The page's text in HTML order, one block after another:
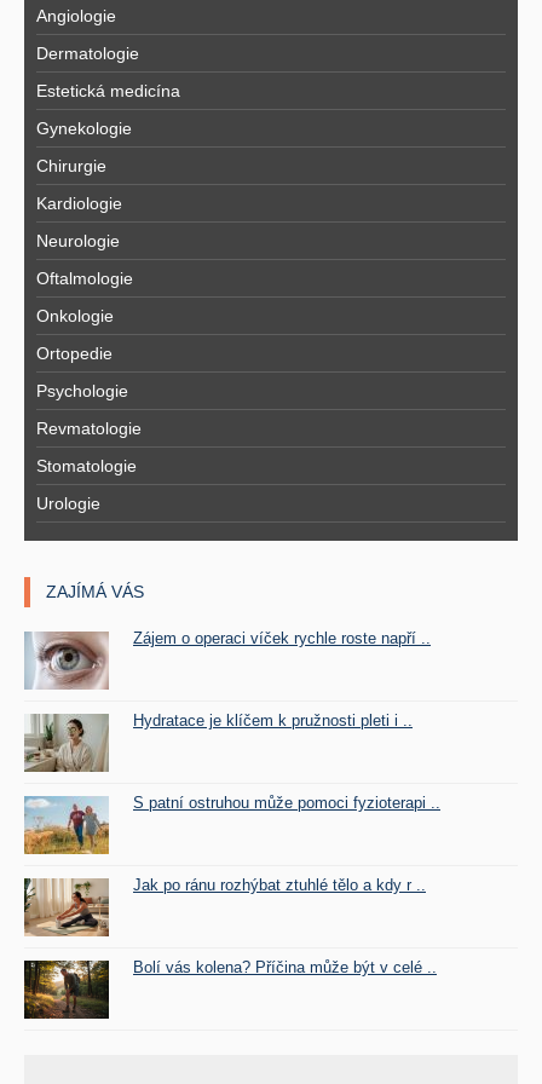
Angiologie
Dermatologie
Estetická medicína
Gynekologie
Chirurgie
Kardiologie
Neurologie
Oftalmologie
Onkologie
Ortopedie
Psychologie
Revmatologie
Stomatologie
Urologie
ZAJÍMÁ VÁS
Zájem o operaci víček rychle roste napří ..
Hydratace je klíčem k pružnosti pleti i ..
S patní ostruhou může pomoci fyzioterapi ..
Jak po ránu rozhýbat ztuhlé tělo a kdy r ..
Bolí vás kolena? Příčina může být v celé ..